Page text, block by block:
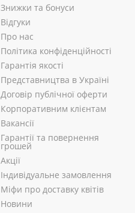
Знижки та бонуси
Відгуки
Про нас
Політика конфіденційності
Гарантія якості
Представництва в Україні
Договір публічної оферти
Корпоративним клієнтам
Вакансії
Гарантії та повернення
грошей
Акції
Індивідуальне замовлення
Міфи про доставку квітів
Новини